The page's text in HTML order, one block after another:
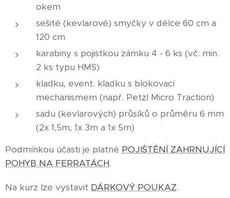
okem
sešité (kevlarové) smyčky v délce 60 cm a
120 cm
karabiny s pojistkou zámku 4 - 6 ks (vč. min.
2 ks typu HMS)
kladku, event. kladku s blokovací
mechanismem (např. Petzl Micro Traction)
sadu (kevlarových) průsíků o průměru 6 mm
(2x 1,5m, 1x 3m a 1x 5m)
Podmínkou účasti je platné POJIŠTĚNÍ ZAHRNUJÍCÍ
POHYB NA FERRATÁCH.
Na kurz lze vystavit DÁRKOVÝ POUKAZ.